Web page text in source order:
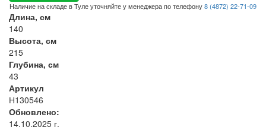
Наличие на складе в Туле уточняйте у менеджера по телефону8 (4872) 22-71-09
Длина, см
140
Высота, см
215
Глубина, см
43
Артикул
Н130546
Обновлено:
14.10.2025 г.